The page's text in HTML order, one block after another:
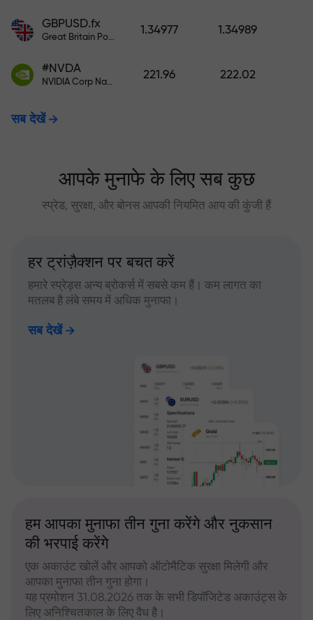
GBPUSD.fx
Great Britain Pound vs US Dollar
1.34977 1.34989
#NVDA
NVIDIA Corp Nasdaq Stock Exchange (Nasdaq) USD
221.96 222.02
सब देखें
आपके मुनाफे के लिए सब कुछ
स्प्रेड, सुरक्षा, और बोनस आपकी नियमित आय की कुंजी हैं
हर ट्रांज़ैक्शन पर बचत करें
हमारे स्प्रेड्स अन्य ब्रोकर्स में सबसे कम हैं। कम लागत का
मतलब है लंबे समय में अधिक मुनाफा।
सब देखें
हम आपका मुनाफा तीन गुना करेंगे और नुकसान
की भरपाई करेंगे
एक अकाउंट खोलें और आपको ऑटोमैटिक सुरक्षा मिलेगी और
आपका मुनाफा तीन गुना होगा।
यह प्रमोशन 31.08.2026 तक के सभी डिपॉजिटेड अकाउंट्स के
लिए अनिश्चितकाल के लिए वैध है।